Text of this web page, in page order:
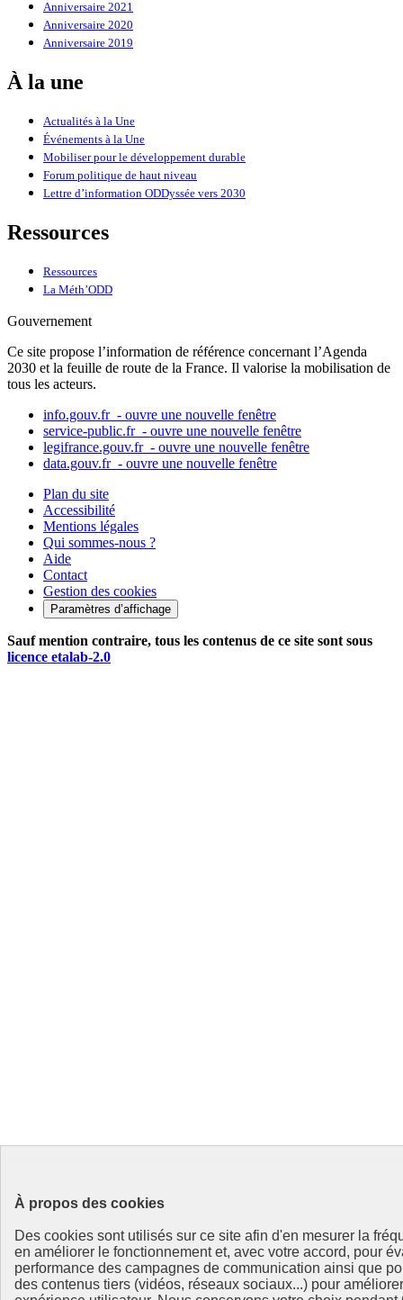
À propos des cookies
Des cookies sont utilisés sur ce site afin d'en mesurer la
en améliorer le fonctionnement et, avec votre accord, pour
performance des campagnes de communication ainsi que
des contenus tiers (vidéos, réseaux sociaux...) pour
Anniversaire 2021
Anniversaire 2020
Anniversaire 2019
À la une
Actualités à la Une
Événements à la Une
Mobiliser pour le développement durable
Forum politique de haut niveau
Lettre d’information ODDyssée vers 2030
Ressources
Ressources
La Méth’ODD
Gouvernement
Ce site propose l’information de référence concernant l’Agenda
2030 et la feuille de route de la France. Il valorise la mobilisation de
tous les acteurs.
info.gouv.fr - ouvre une nouvelle fenêtre
service-public.fr - ouvre une nouvelle fenêtre
legifrance.gouv.fr - ouvre une nouvelle fenêtre
data.gouv.fr - ouvre une nouvelle fenêtre
Plan du site
Accessibilité
Mentions légales
Qui sommes-nous ?
Aide
Contact
Gestion des cookies
Paramètres d’affichage
Sauf mention contraire, tous les contenus de ce site sont sous
licence etalab-2.0